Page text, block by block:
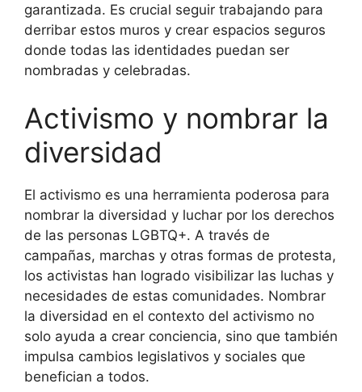
garantizada. Es crucial seguir trabajando para
derribar estos muros y crear espacios seguros
donde todas las identidades puedan ser
nombradas y celebradas.
Activismo y nombrar la
diversidad
El activismo es una herramienta poderosa para
nombrar la diversidad y luchar por los derechos
de las personas LGBTQ+. A través de
campañas, marchas y otras formas de protesta,
los activistas han logrado visibilizar las luchas y
necesidades de estas comunidades. Nombrar
la diversidad en el contexto del activismo no
solo ayuda a crear conciencia, sino que también
impulsa cambios legislativos y sociales que
benefician a todos.